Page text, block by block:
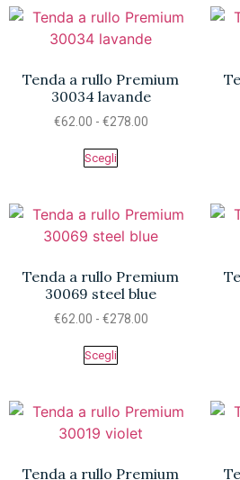
Tenda a rullo Premium
30034 lavande
€62.00 - €278.00
Scegli
Tenda a rullo Premium
30069 steel blue
€62.00 - €278.00
Scegli
Tenda a rullo Premium